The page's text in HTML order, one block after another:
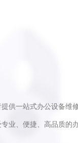
供一站式办公设备维
业、便捷、高品质的